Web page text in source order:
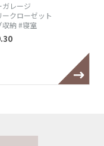
レージ
クローゼット
収納 #寝室